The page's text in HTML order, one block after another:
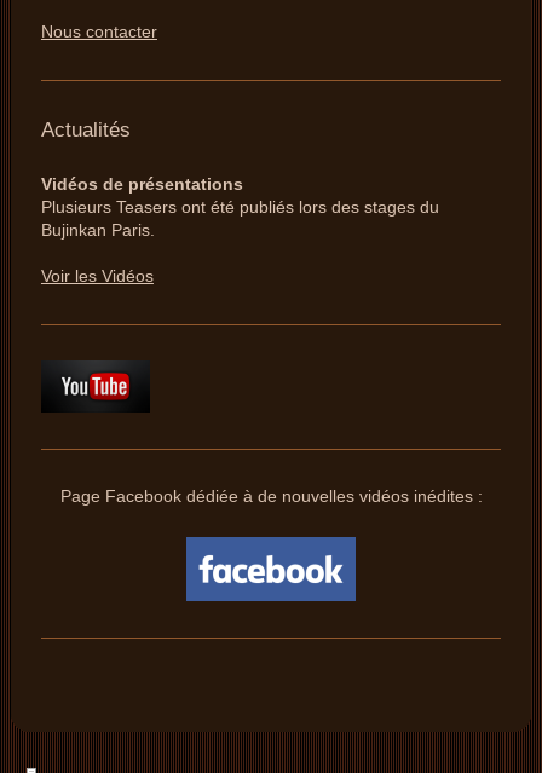
Nous contacter
Actualités
Vidéos de présentations
Plusieurs Teasers ont été publiés lors des stages du
Bujinkan Paris.
Voir les Vidéos
Page Facebook dédiée à de nouvelles vidéos inédites :